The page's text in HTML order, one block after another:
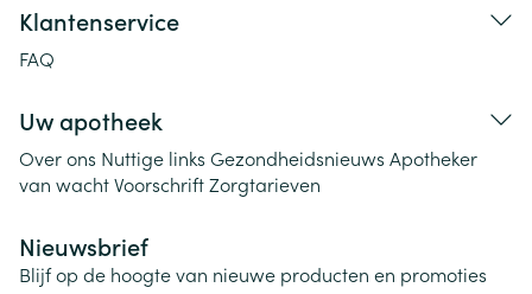
Klantenservice
FAQ
Uw apotheek
Over ons Nuttige links Gezondheidsnieuws Apotheker
van wachtVoorschriftZorgtarieven
Nieuwsbrief
Blijf op de hoogte van nieuwe producten en promoties